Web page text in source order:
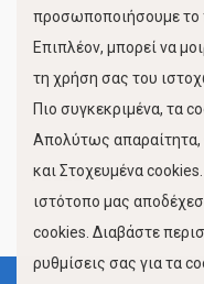
FOLLOW US
προσωποποιήσουμε το
Επιπλέον, μπορεί να
τη χρήση σας του
Πιο συγκεκριμένα, τα
Απολύτως απαραίτητα,
και Στοχευμένα
ιστότοπο μας
cookies. Διαβάστε
ρυθμίσεις σας για τα